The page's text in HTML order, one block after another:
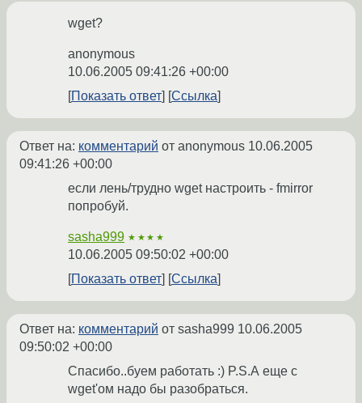
wget?
anonymous
10.06.2005 09:41:26 +00:00
Показать ответ
Ссылка
Ответ на: комментарий от anonymous 10.06.2005
09:41:26 +00:00
если лень/трудно wget настроить - fmirror
попробуй.
sasha999 ★★★★
10.06.2005 09:50:02 +00:00
Показать ответ
Ссылка
Ответ на: комментарий от sasha999 10.06.2005
09:50:02 +00:00
Спасибо..буем работать :) P.S.А еще с
wget'ом надо бы разобраться.